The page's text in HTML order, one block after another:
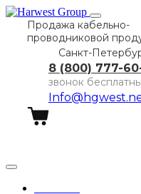
Продажа кабельно-
проводниковой
Санкт-
8 (800) 777-
звонок